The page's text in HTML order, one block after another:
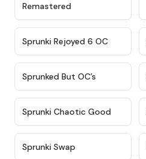
Remastered
★ 4.4
Sprunki Rejoyed 6 OC
Sprunked But OC’s
★ 4.7
Sprunki Chaotic Good
Sprunki Swap